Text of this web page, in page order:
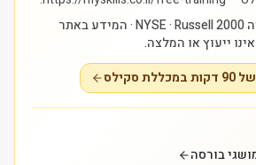
סקטור אנרגיה · בורסה NYSE · Russell 2000 · המידע באתר
ייעוץ או המלצה.
בורסה